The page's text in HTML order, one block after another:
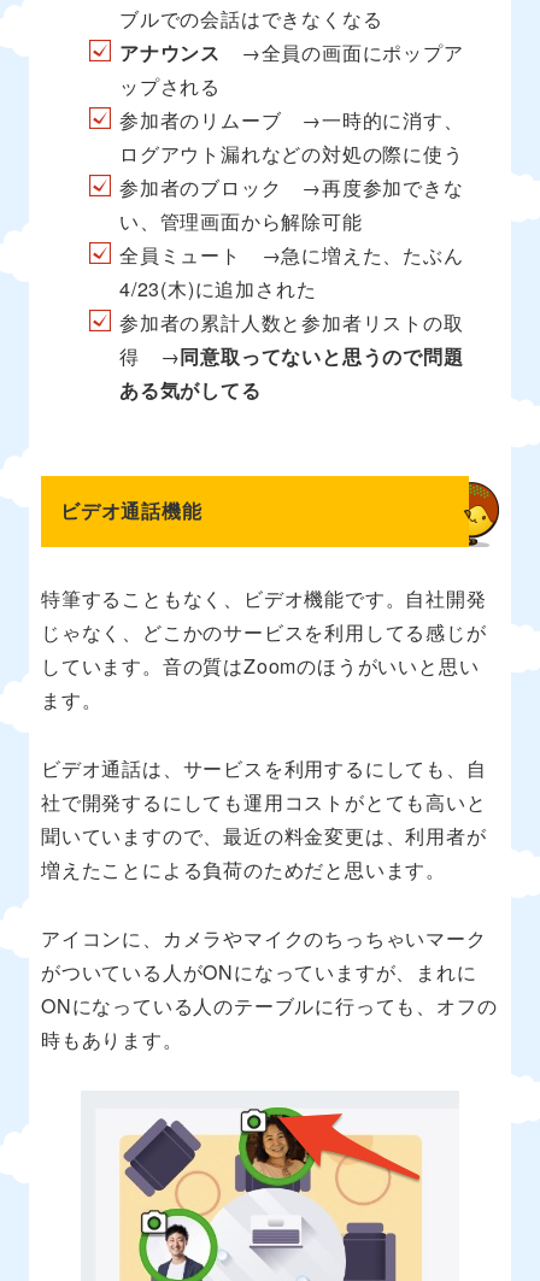
ブルでの会話はできなくなる
アナウンス →全員の画面にポップア
ップされる
参加者のリムーブ →一時的に消す、
ログアウト漏れなどの対処の際に使う
参加者のブロック →再度参加できな
い、管理画面から解除可能
全員ミュート →急に増えた、たぶん
4/23(木)に追加された
参加者の累計人数と参加者リストの取
得 →同意取ってないと思うので問題
ある気がしてる
ビデオ通話機能
特筆することもなく、ビデオ機能です。自社開発
じゃなく、どこかのサービスを利用してる感じが
しています。音の質はZoomのほうがいいと思い
ます。
ビデオ通話は、サービスを利用するにしても、自
社で開発するにしても運用コストがとても高いと
聞いていますので、最近の料金変更は、利用者が
増えたことによる負荷のためだと思います。
アイコンに、カメラやマイクのちっちゃいマーク
がついている人がONになっていますが、まれに
ONになっている人のテーブルに行っても、オフの
時もあります。